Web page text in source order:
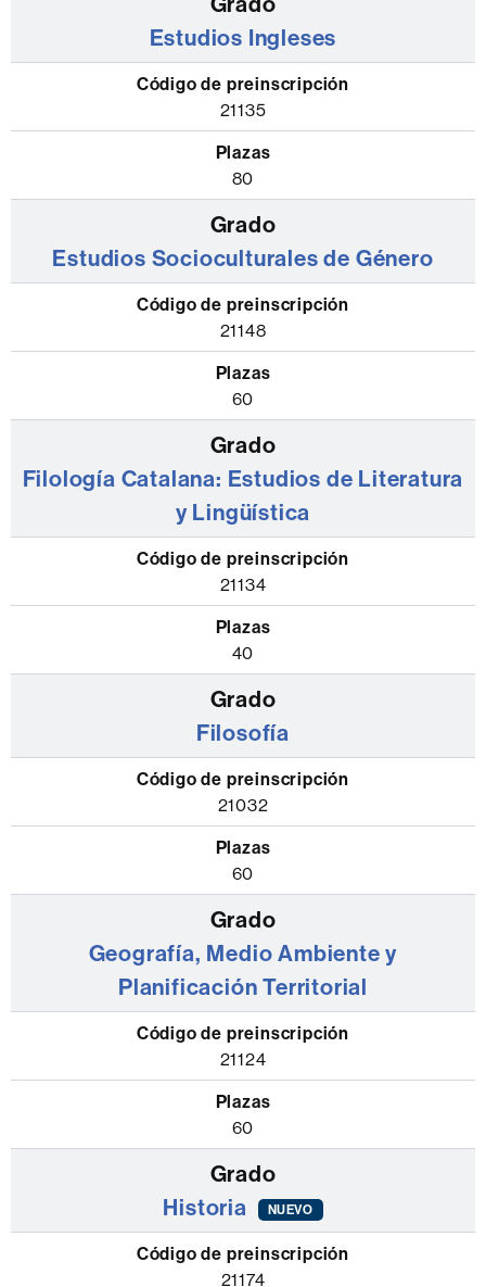
Estudios Ingleses
21135
80
Estudios Socioculturales de Género
21148
60
Filología Catalana: Estudios de Literatura
y Lingüística
21134
40
Filosofía
21032
60
Geografía, Medio Ambiente y
Planificación Territorial
21124
60
Historia NUEVO
21174